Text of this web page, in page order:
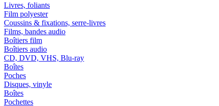
Livres, foliants
Film polyester
Coussins & fixations, serre-livres
Films, bandes audio
Boîtiers film
Boîtiers audio
CD, DVD, VHS, Blu-ray
Boîtes
Poches
Disques, vinyle
Boîtes
Pochettes